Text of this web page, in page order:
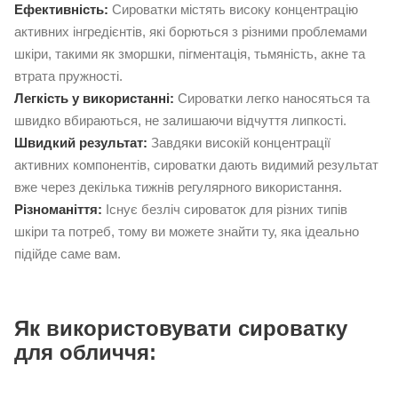
Ефективність: Сироватки містять високу концентрацію
активних інгредієнтів, які борються з різними проблемами
шкіри, такими як зморшки, пігментація, тьмяність, акне та
втрата пружності.
Легкість у використанні: Сироватки легко наносяться та
швидко вбираються, не залишаючи відчуття липкості.
Швидкий результат: Завдяки високій концентрації
активних компонентів, сироватки дають видимий результат
вже через декілька тижнів регулярного використання.
Різноманіття: Існує безліч сироваток для різних типів
шкіри та потреб, тому ви можете знайти ту, яка ідеально
підійде саме вам.
Як використовувати сироватку
для обличчя: